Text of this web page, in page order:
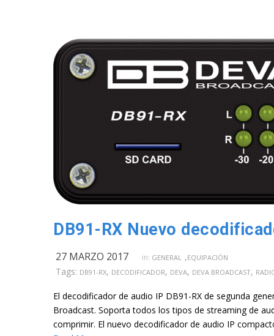
DB91-RX Nuevo
27 MARZO 2017 in: GENERAL ,EQUIPACIÓN
Tags: DB91-RX, DECODIFICADOR, DEVA, DEVA BROADCAST,
El decodificador de audio IP DB91-RX de segunda
Broadcast. Soporta todos los tipos de streaming de
comprimir. El nuevo decodificador de audio IP